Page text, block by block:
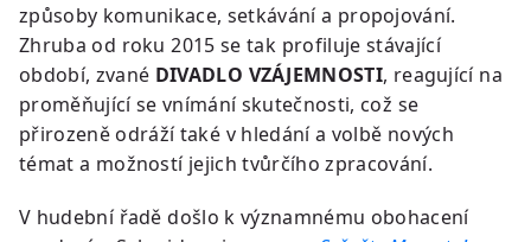
způsoby komunikace, setkávání a propojování.
Zhruba od roku 2015 se tak profiluje stávající
období, zvané DIVADLO VZÁJEMNOSTI, reagující na
proměňující se vnímání skutečnosti, což se
přirozeně odráží také v hledání a volbě nových
témat a možností jejich tvůrčího zpracování.
V hudební řadě došlo k významnému obohacení